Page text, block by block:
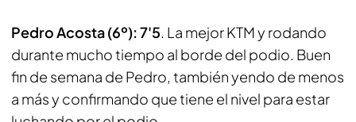
Pedro Acosta (6º): 7'5. La mejor KTM y rodando
durante mucho tiempo al borde del podio. Buen
fin de semana de Pedro, también yendo de menos
a más y confirmando que tiene el nivel para estar